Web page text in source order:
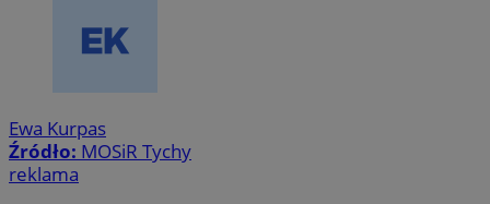
Ewa Kurpas
Źródło: MOSiR Tychy
reklama